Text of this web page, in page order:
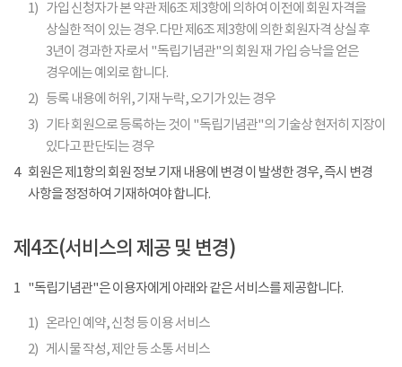
1) 가입 신청자가 본 약관 제6조 제3항에 의하여 이전에 회원 자격을
상실한 적이 있는 경우. 다만 제6조 제3항에 의한 회원자격 상실 후
3년이 경과한 자로서 "독립기념관"의 회원 재 가입 승낙을 얻은
경우에는 예외로 합니다.
2) 등록 내용에 허위, 기재 누락, 오기가 있는 경우
3) 기타 회원으로 등록하는 것이 "독립기념관"의 기술상 현저히 지장이
있다고 판단되는 경우
4
회원은 제1항의 회원 정보 기재 내용에 변경 이 발생한 경우, 즉시 변경
사항을 정정하여 기재하여야 합니다.
제4조(서비스의 제공 및 변경)
1 "독립기념관"은 이용자에게 아래와 같은 서비스를 제공합니다.
1) 온라인 예약, 신청 등 이용 서비스
2) 게시물 작성, 제안 등 소통 서비스